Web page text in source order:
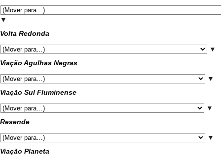
▼
Volta Redonda
▼
Viação Agulhas Negras
▼
Viação Sul Fluminense
▼
Resende
▼
Viação Planeta